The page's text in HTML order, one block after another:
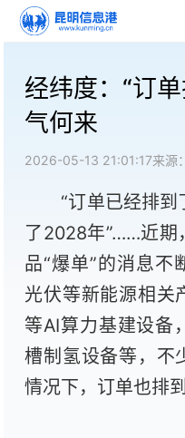
经纬度：“订
气何来
2026-05-13 21:01:17来源
“订单已经排到
了2028年”……近期
品“爆单”的消息不
光伏等新能源相关
等AI算力基建设备
槽制氢设备等，不
情况下，订单也排